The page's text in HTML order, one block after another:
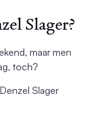
Slager?
maar men
toch?
Slager